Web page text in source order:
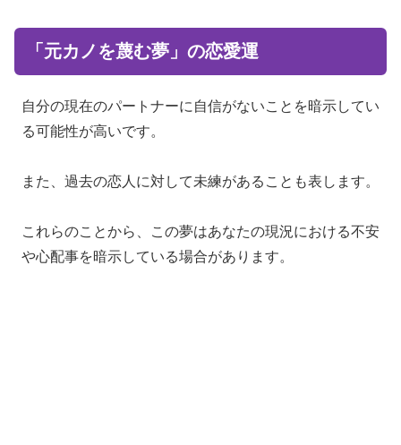
「元カノを蔑む夢」の恋愛運
自分の現在のパートナーに自信がないことを暗示してい
る可能性が高いです。
また、過去の恋人に対して未練があることも表します。
これらのことから、この夢はあなたの現況における不安
や心配事を暗示している場合があります。